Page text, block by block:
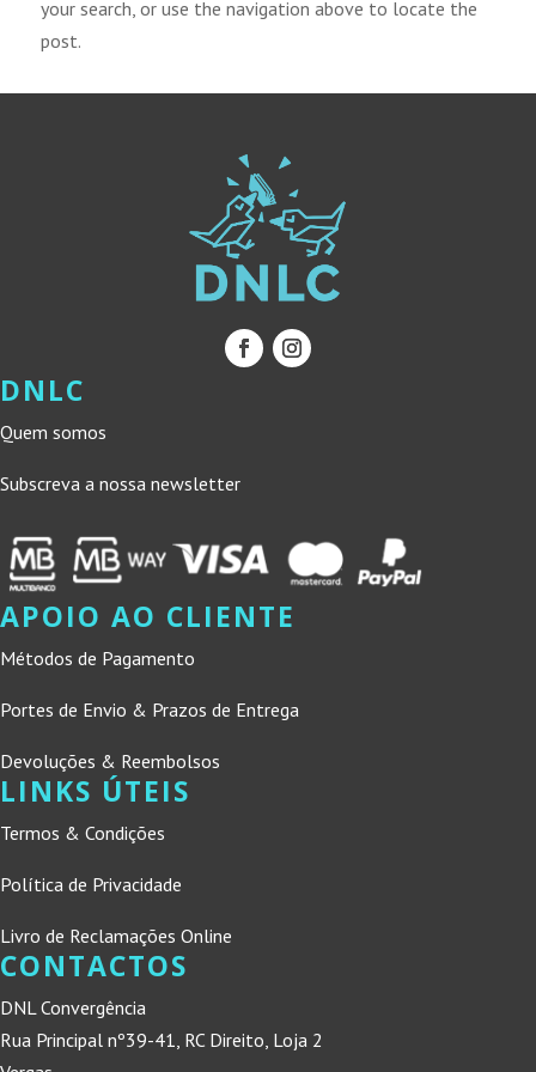
your search, or use the navigation above to locate the
post.
DNLC
Quem somos
Subscreva a nossa newsletter
APOIO AO CLIENTE
Métodos de Pagamento
Portes de Envio & Prazos de Entrega
Devoluções & Reembolsos
LINKS ÚTEIS
Termos & Condições
Política de Privacidade
Livro de Reclamações Online
CONTACTOS
DNL Convergência
Rua Principal nº39-41, RC Direito, Loja 2